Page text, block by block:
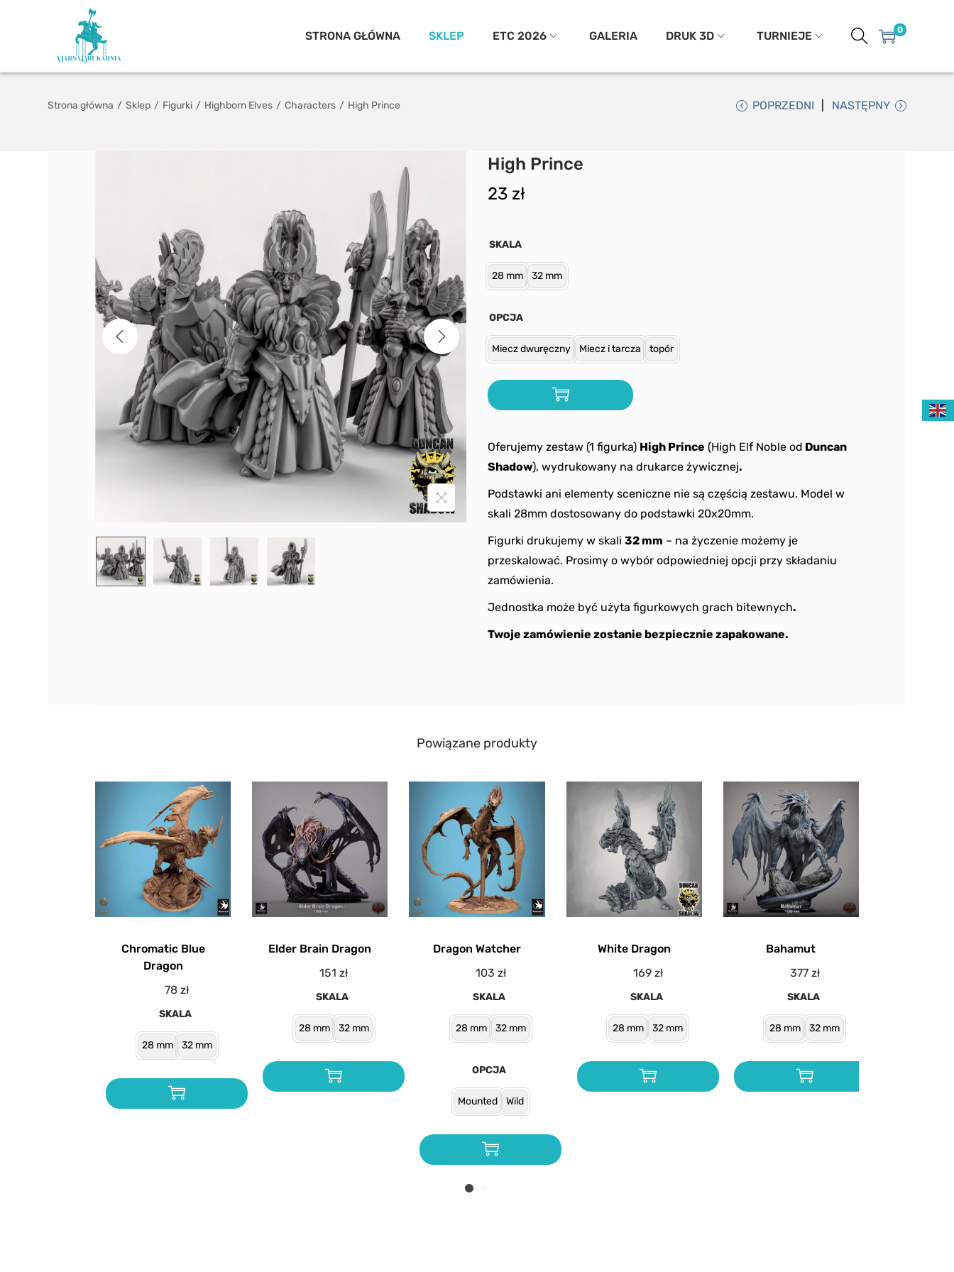
STRONA GŁÓWNA SKLEP ETC 2026 GALERIA DRUK 3D TURNIEJE 0
Strona główna / Sklep / Figurki / Highborn Elves / Characters / High Prince POPRZEDNI NASTĘPNY
High Prince
23 zł
Oferujemy zestaw (1 figurka) High Prince (High Elf Noble od Duncan
Shadow), wydrukowany na drukarce żywicznej.
Podstawki ani elementy sceniczne nie są częścią zestawu. Model w
skali 28mm dostosowany do podstawki 20x20mm.
Figurki drukujemy w skali 32 mm – na życzenie możemy je
przeskalować. Prosimy o wybór odpowiedniej opcji przy składaniu
zamówienia.
Jednostka może być użyta figurkowych grach bitewnych.
Twoje zamówienie zostanie bezpiecznie zapakowane.
SKALA
28 mm 32 mm
OPCJA
Miecz dwuręczny Miecz i tarcza topór
Powiązane produkty
Chromatic Blue
Dragon
78zł
SKALA
28 mm 32 mm
Elder Brain Dragon
151zł
SKALA
28 mm 32 mm
Dragon Watcher
103 zł
SKALA
28 mm 32 mm
OPCJA
Mounted Wild
White Dragon
169 zł
SKALA
28 mm 32 mm
Bahamut
377 zł
SKALA
28 mm 32 mm